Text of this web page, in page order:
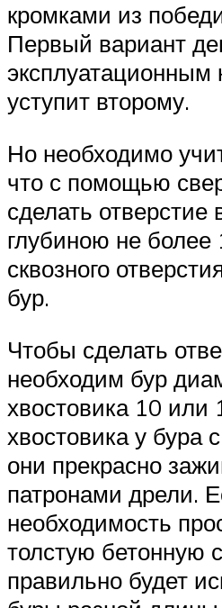
кромками из
Первый вариант
эксплуатационным
уступит второму.
Но необходимо
что с помощью
сделать отверстие
глубиною не
сквозного
бур.
Чтобы сделать
необходим бур
хвостовика 10
хвостовика у бура
они прекрасно
патронами дрели.
необходимость
толстую бетонную
правильно будет